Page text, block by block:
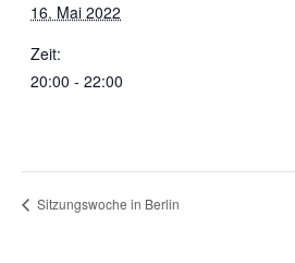
16. Mai 2022
Zeit:
20:00 - 22:00
Sitzungswoche in Berlin